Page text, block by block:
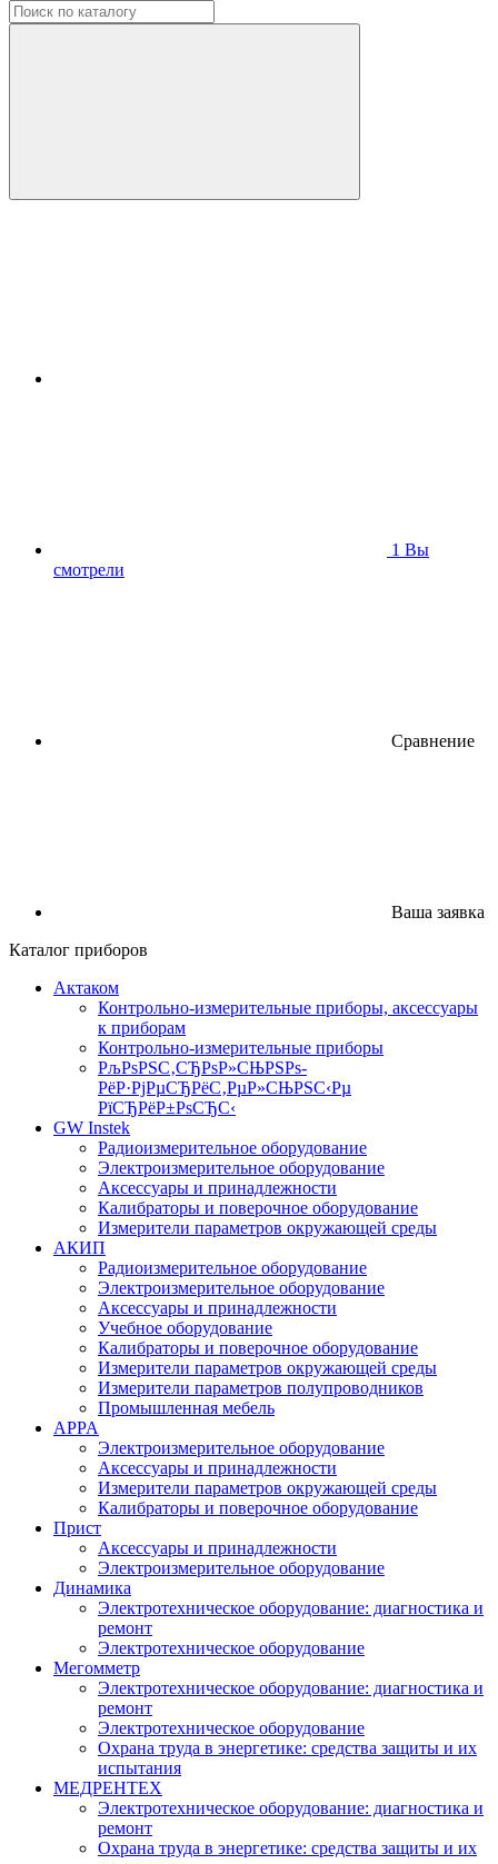
1 Вы
смотрели
Сравнение
Ваша заявка
Каталог приборов
Актаком
Контрольно-измерительные приборы, аксессуары
к приборам
Контрольно-измерительные приборы
РљРѕРЅС‚СЂРѕР»СЊРЅРѕ-
РёР·РјРµСЂРёС‚РµР»СЊРЅС‹Рµ
РїСЂРёР±РѕСЂС‹
GW Instek
Радиоизмерительное оборудование
Электроизмерительное оборудование
Аксессуары и принадлежности
Калибраторы и поверочное оборудование
Измерители параметров окружающей среды
АКИП
Радиоизмерительное оборудование
Электроизмерительное оборудование
Аксессуары и принадлежности
Учебное оборудование
Калибраторы и поверочное оборудование
Измерители параметров окружающей среды
Измерители параметров полупроводников
Промышленная мебель
APPA
Электроизмерительное оборудование
Аксессуары и принадлежности
Измерители параметров окружающей среды
Калибраторы и поверочное оборудование
Прист
Аксессуары и принадлежности
Электроизмерительное оборудование
Динамика
Электротехническое оборудование: диагностика и
ремонт
Электротехническое оборудование
Мегомметр
Электротехническое оборудование: диагностика и
ремонт
Электротехническое оборудование
Охрана труда в энергетике: средства защиты и их
испытания
МЕДРЕНТЕХ
Электротехническое оборудование: диагностика и
ремонт
Охрана труда в энергетике: средства защиты и их